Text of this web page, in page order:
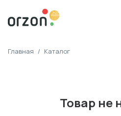
Главная / Каталог
Товар не